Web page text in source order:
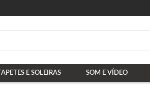
TAPETES E SOLEIRAS SOM E VÍDEO